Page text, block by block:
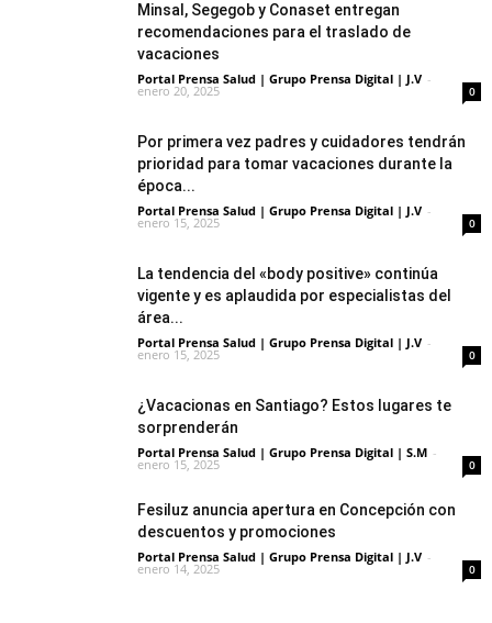
Minsal, Segegob y Conaset entregan
recomendaciones para el traslado de
vacaciones
Portal Prensa Salud | Grupo Prensa Digital | J.V -
enero 20, 2025 0
Por primera vez padres y cuidadores tendrán
prioridad para tomar vacaciones durante la
época...
Portal Prensa Salud | Grupo Prensa Digital | J.V -
enero 15, 2025 0
La tendencia del «body positive» continúa
vigente y es aplaudida por especialistas del
área...
Portal Prensa Salud | Grupo Prensa Digital | J.V -
enero 15, 2025 0
¿Vacacionas en Santiago? Estos lugares te
sorprenderán
Portal Prensa Salud | Grupo Prensa Digital | S.M -
enero 15, 2025 0
Fesiluz anuncia apertura en Concepción con
descuentos y promociones
Portal Prensa Salud | Grupo Prensa Digital | J.V -
enero 14, 2025 0